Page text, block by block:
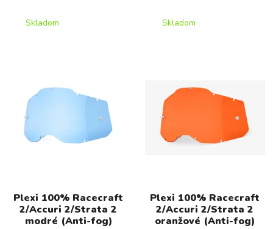
Skladom Skladom
Plexi 100% Racecraft
2/Accuri 2/Strata 2
modré (Anti-fog)
Plexi 100% Racecraft
2/Accuri 2/Strata 2
oranžové (Anti-fog)